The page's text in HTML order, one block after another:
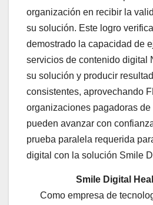
organización en recibir la
su solución. Este logro
demostrado la capacidad de
servicios de contenido digital
su solución y producir
consistentes, aprovechando
organizaciones pagadoras de
pueden avanzar con
prueba paralela requerida
digital con la solución Smile
Smile Digital
Como empresa de